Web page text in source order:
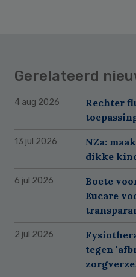
Gerelateerd
4 aug 2026
Rechter
13 jul 2026
NZa:
dikke
6 jul 2026
Boete
Eucare
2 jul 2026
tegen